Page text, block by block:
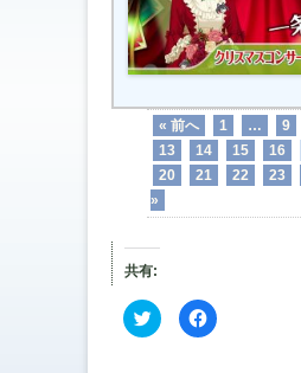
« 前へ 1 … 9
13
14 15 16
20
21 22 23
»
共有:
ク
リ
F
a